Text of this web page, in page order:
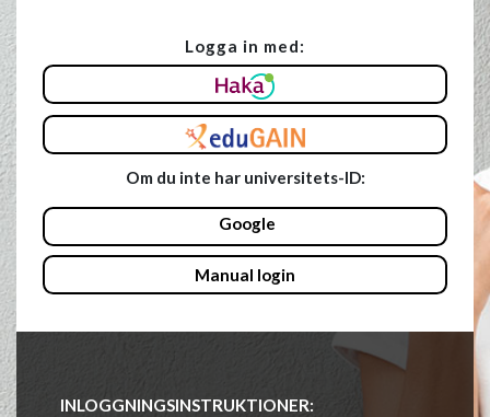
INLOGGNINGSINSTRUKTIONER:
Hoppa vidare för att skapa ett nytt konto.
Logga in med:
Om du inte har universitets-ID:
Google
Manual login